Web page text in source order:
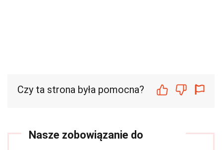
Czy ta strona była pomocna?
Nasze zobowiązanie do